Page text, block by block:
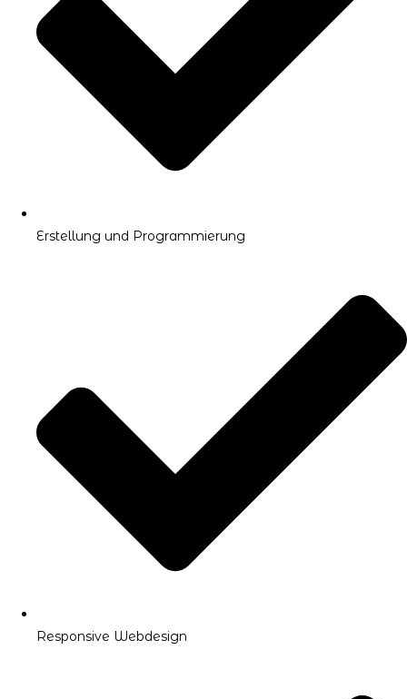
Erstellung und Programmierung
Responsive Webdesign